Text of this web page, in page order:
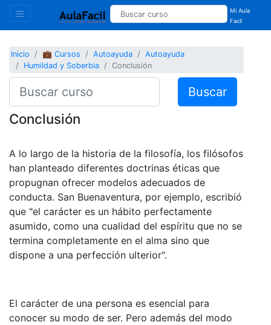
Mi Aula
Facil
Inicio 💼 Cursos Autoayuda
Autoayuda
Humildad y Soberbia
Conclusión
Buscar
Conclusión
A lo largo de la historia de la filosofía, los filósofos
han planteado diferentes doctrinas éticas que
propugnan ofrecer modelos adecuados de
conducta. San Buenaventura, por ejemplo, escribió
que "el carácter es un hábito perfectamente
asumido, como una cualidad del espíritu que no se
termina completamente en el alma sino que
dispone a una perfección ulterior".
El carácter de una persona es esencial para
conocer su modo de ser. Pero además del modo